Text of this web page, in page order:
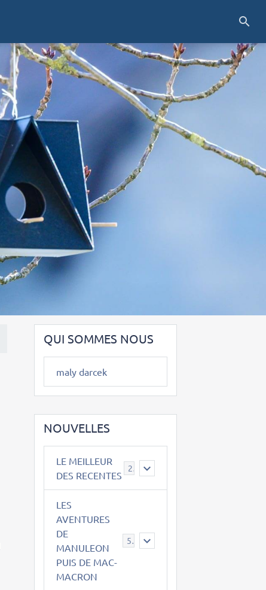
QUI SOMMES NOUS
maly darcek
NOUVELLES
LE MEILLEUR
DES RECENTES
2
LES
AVENTURES
DE
MANULEON
PUIS DE MAC-
MACRON
543